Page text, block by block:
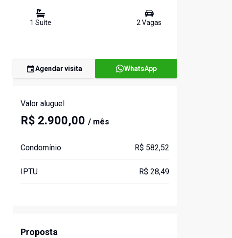
1 Suíte 2Vagas
Agendar visita WhatsApp
Valor aluguel
R$ 2.900,00 / mês
Condomínio R$ 582,52
IPTU R$ 28,49
Proposta